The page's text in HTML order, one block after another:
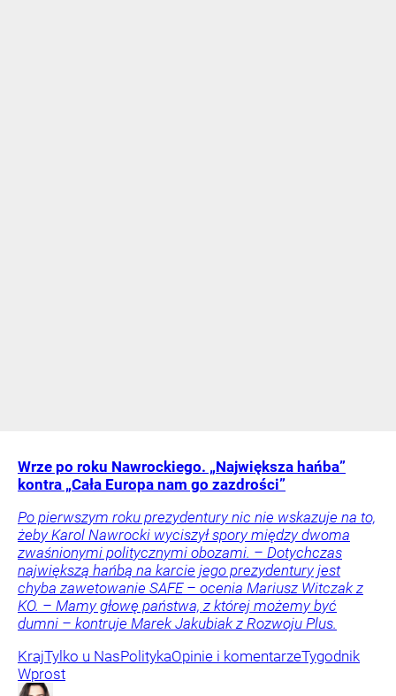
Wrze po roku Nawrockiego. „Największa hańba”
kontra „Cała Europa nam go zazdrości”
Po pierwszym roku prezydentury nic nie wskazuje na to,
żeby Karol Nawrocki wyciszył spory między dwoma
zwaśnionymi politycznymi obozami. – Dotychczas
największą hańbą na karcie jego prezydentury jest
chyba zawetowanie SAFE – ocenia Mariusz Witczak z
KO. – Mamy głowę państwa, z której możemy być
dumni – kontruje Marek Jakubiak z Rozwoju Plus.
KrajTylko u NasPolitykaOpinie i komentarzeTygodnik
Wprost